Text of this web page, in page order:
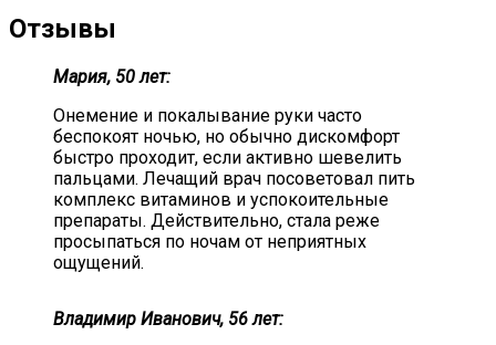
Отзывы
Мария, 50 лет:
Онемение и покалывание руки часто
беспокоят ночью, но обычно дискомфорт
быстро проходит, если активно шевелить
пальцами. Лечащий врач посоветовал пить
комплекс витаминов и успокоительные
препараты. Действительно, стала реже
просыпаться по ночам от неприятных
ощущений.
Владимир Иванович, 56 лет: